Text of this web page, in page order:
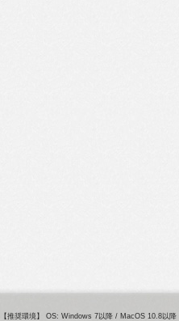
【推奨環境】 OS: Windows 7以降 / MacOS 10.8以降